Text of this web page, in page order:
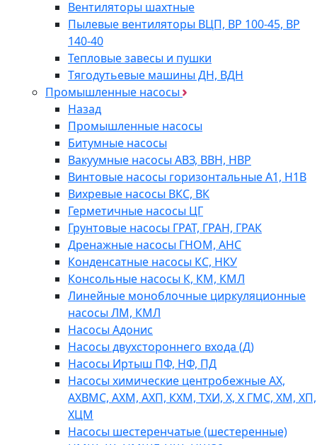
Вентиляторы шахтные
Пылевые вентиляторы ВЦП, ВР 100-45, ВР
140-40
Тепловые завесы и пушки
Тягодутьевые машины ДН, ВДН
Промышленные насосы
Назад
Промышленные насосы
Битумные насосы
Вакуумные насосы АВЗ, ВВН, НВР
Винтовые насосы горизонтальные А1, Н1В
Вихревые насосы ВКС, ВК
Герметичные насосы ЦГ
Грунтовые насосы ГРАТ, ГРАН, ГРАК
Дренажные насосы ГНОМ, АНС
Конденсатные насосы КС, НКУ
Консольные насосы К, КМ, КМЛ
Линейные моноблочные циркуляционные
насосы ЛМ, КМЛ
Насосы Адонис
Насосы двухстороннего входа (Д)
Насосы Иртыш ПФ, НФ, ПД
Насосы химические центробежные АХ,
АХВМС, АХМ, АХП, КХМ, ТХИ, Х, Х ГМС, ХМ, ХП,
ХЦМ
Насосы шестеренчатые (шестеренные)